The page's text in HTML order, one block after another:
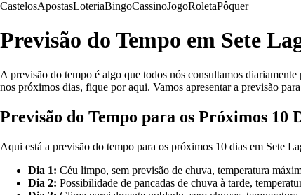
CastelosApostasLoteriaBingoCassinoJogoRoletaPôquer
Previsão do Tempo em Sete
A previsão do tempo é algo que todos nós consultamos
nos próximos dias, fique por aqui. Vamos apresentar a previsão
Previsão do Tempo para os Próximos 10
Aqui está a previsão do tempo para os próximos 10 dias em Sete
Dia 1: Céu limpo, sem previsão de chuva, temperatura
Dia 2: Possibilidade de pancadas de chuva à tarde,